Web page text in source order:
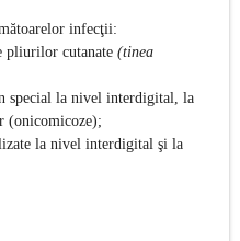
infecţii:
pliurilor cutanate (tinea
la nivel interdigital, la
la nivel interdigital şi la